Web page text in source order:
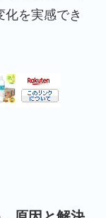
化を実感でき